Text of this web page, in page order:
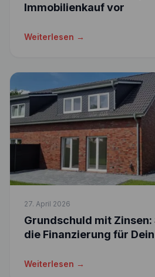
Immobilienkauf vor
Weiterlesen →
27. April 2026
Grundschuld mit
die Finanzierung für
Weiterlesen →